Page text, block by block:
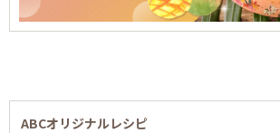
ABCオリジナルレシピ